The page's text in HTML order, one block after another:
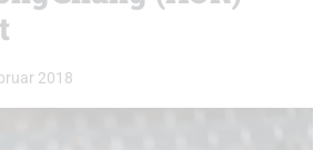
2018